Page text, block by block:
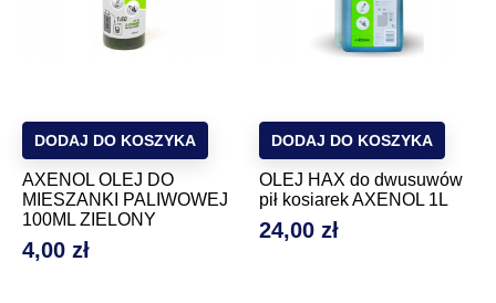
AXENOL OLEJ DO
MIESZANKI PALIWOWEJ
100ML ZIELONY
Cena
4,00 zł
DODAJ DO KOSZYKA
OLEJ HAX do dwusuwów
pił kosiarek AXENOL 1L
Cena
24,00 zł
DODAJ DO KOSZYKA